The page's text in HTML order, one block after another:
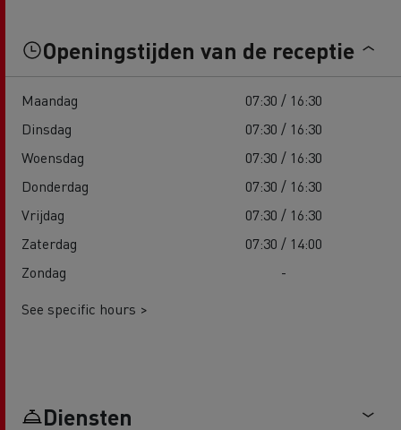
Openingstijden van de receptie
Maandag
07:30 / 16:30
Dinsdag
07:30 / 16:30
Woensdag
07:30 / 16:30
Donderdag
07:30 / 16:30
Vrijdag
07:30 / 16:30
Zaterdag
07:30 / 14:00
Zondag
-
See specific hours >
Diensten